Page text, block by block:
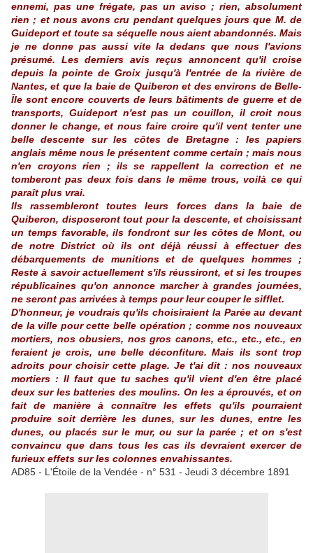
ennemi, pas une frégate, pas un aviso ; rien, absolument
rien ; et nous avons cru pendant quelques jours que M. de
Guideport et toute sa séquelle nous aient abandonnés. Mais
je ne donne pas aussi vite la dedans que nous l'avions
présumé. Les derniers avis reçus annoncent qu'il croise
depuis la pointe de Groix jusqu'à l'entrée de la rivière de
Nantes, et que la baie de Quiberon et des environs de Belle-
Île sont encore couverts de leurs bâtiments de guerre et de
transports, Guideport n'est pas un couillon, il croit nous
donner le change, et nous faire croire qu'il vent tenter une
belle descente sur les côtes de Bretagne : les papiers
anglais même nous le présentent comme certain ; mais nous
n'en croyons rien ; ils se rappellent la correction et ne
tomberont pas deux fois dans le même trous, voilà ce qui
paraît plus vrai.
Ils rassembleront toutes leurs forces dans la baie de
Quiberon, disposeront tout pour la descente, et choisissant
un temps favorable, ils fondront sur les côtes de Mont, ou
de notre District où ils ont déjà réussi à effectuer des
débarquements de munitions et de quelques hommes ;
Reste à savoir actuellement s'ils réussiront, et si les troupes
républicaines qu'on annonce marcher à grandes journées,
ne seront pas arrivées à temps pour leur couper le sifflet.
D'honneur, je voudrais qu'ils choisiraient la Parée au devant
de la ville pour cette belle opération ; comme nos nouveaux
mortiers, nos obusiers, nos gros canons, etc., etc., etc., en
feraient je crois, une belle déconfiture. Mais ils sont trop
adroits pour choisir cette plage. Je t'ai dit : nos nouveaux
mortiers : Il faut que tu saches qu'il vient d'en être placé
deux sur les batteries des moulins. On les a éprouvés, et on
fait de manière à connaître les effets qu'ils pourraient
produire soit derrière les dunes, sur les dunes, entre les
dunes, ou placés sur le mur, ou sur la parée ; et on s'est
convaincu que dans tous les cas ils devraient exercer de
furieux effets sur les colonnes envahissantes.
AD85 - L'Étoile de la Vendée - n° 531 - Jeudi 3 décembre 1891